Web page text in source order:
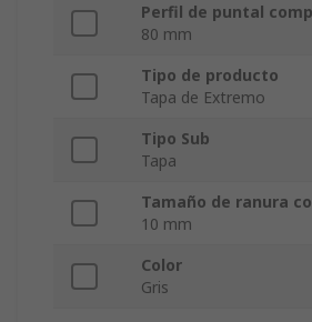
Perfil de puntal
80 mm
Tipo de producto
Tapa de Extremo
Tipo Sub
Tapa
Tamaño de ranura
10 mm
Color
Gris